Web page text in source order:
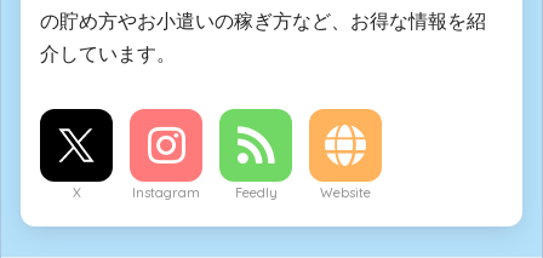
の貯め方やお小遣いの稼ぎ方など、お得な情報を紹
介しています。
X Instagram Feedly Website